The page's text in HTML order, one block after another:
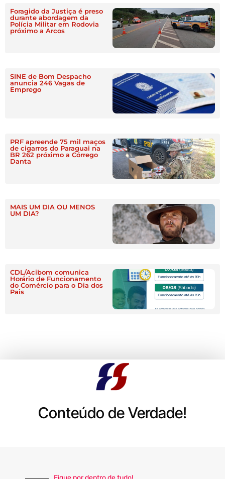
Foragido da Justiça é preso
durante abordagem da
Polícia Militar em Rodovia
próximo a Arcos
SINE de Bom Despacho
anuncia 246 Vagas de
Emprego
PRF apreende 75 mil maços
de cigarros do Paraguai na
BR 262 próximo a Córrego
Danta
MAIS UM DIA OU MENOS
UM DIA?
CDL/Acibom comunica
Horário de Funcionamento
do Comércio para o Dia dos
Pais
Conteúdo de Verdade!